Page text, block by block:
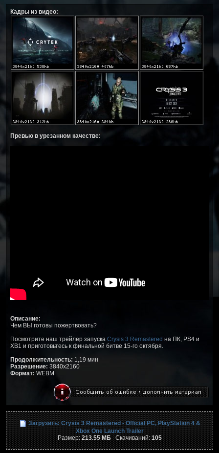
Кадры из видео:
Превью в урезанном качестве:
Описание:
Чем ВЫ готовы пожертвовать?
Посмотрите наш трейлер запуска Crysis 3 Remastered на ПК, PS4 и
XB1 и приготовьтесь к финальной битве 15-го октября.
Продолжительность: 1,19 мин
Разрешение: 3840x2160
Формат: WEBM
Загрузить: Crysis 3 Remastered - Official PC, PlayStation 4 &
Xbox One Launch Trailer
Размер:213.55 МБСкачиваний:105